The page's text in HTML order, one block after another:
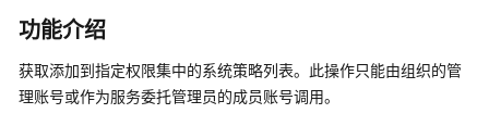
产
品
介
绍
功能介绍
获取添加到指定权限集中的系统策略列表。此操作只能由组织的管
理账号或作为服务委托管理员的成员账号调用。